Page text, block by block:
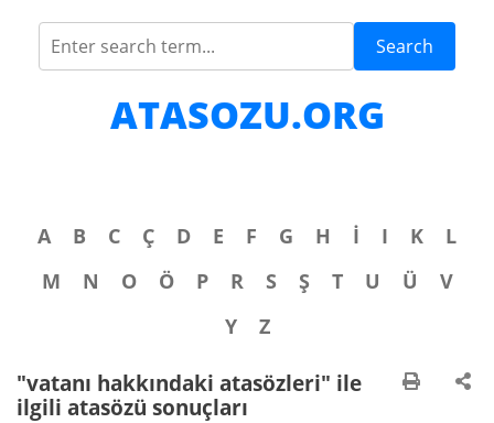
Search
ATASOZU.ORG
A B C Ç D E F G H İ I K
L
M
N O Ö P R S Ş T U Ü
V
Y
Z
"vatanı hakkındaki atasözleri" ile
ilgili atasözü sonuçları